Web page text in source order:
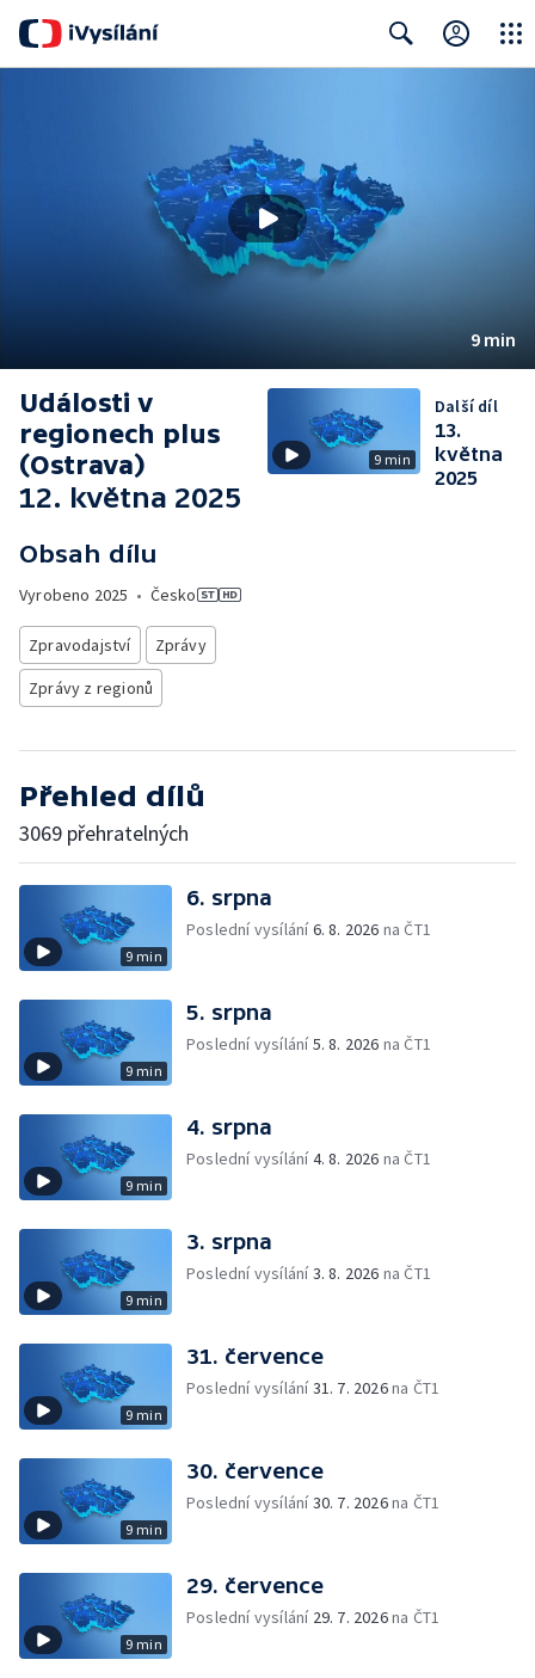
9 min
Události v
regionech plus
(Ostrava)
12. května 2025
Obsah dílu
Vyrobeno 2025 • Česko
Zpravodajství
Zprávy
Zprávy z regionů
9 min
Další díl
13.
května
2025
Přehled dílů
3069 přehratelných
9 min
6. srpna
Poslední vysílání6. 8. 2026 na ČT1
9 min
5. srpna
Poslední vysílání5. 8. 2026 na ČT1
9 min
4. srpna
Poslední vysílání4. 8. 2026 na ČT1
9 min
3. srpna
Poslední vysílání3. 8. 2026 na ČT1
9 min
31. července
Poslední vysílání31. 7. 2026na ČT1
9 min
30. července
Poslední vysílání30. 7. 2026na ČT1
9 min
29. července
Poslední vysílání 29. 7. 2026na ČT1